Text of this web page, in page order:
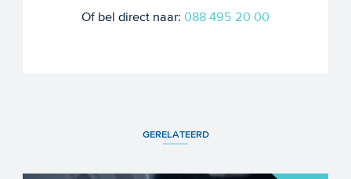
Of bel direct naar: 088 495 20 00
GERELATEERD